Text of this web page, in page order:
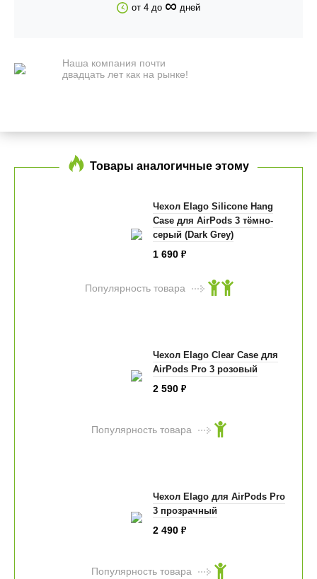
от 4 до ∞ дней
Наша компания почти
двадцать лет как на рынке!
Товары аналогичные этому
Чехол Elago Silicone Hang
Case для AirPods 3 тёмно-
серый (Dark Grey)
1 690 ₽
Популярность товара
Чехол Elago Clear Case для
AirPods Pro 3 розовый
2 590 ₽
Популярность товара
Чехол Elago для AirPods Pro
3 прозрачный
2 490 ₽
Популярность товара